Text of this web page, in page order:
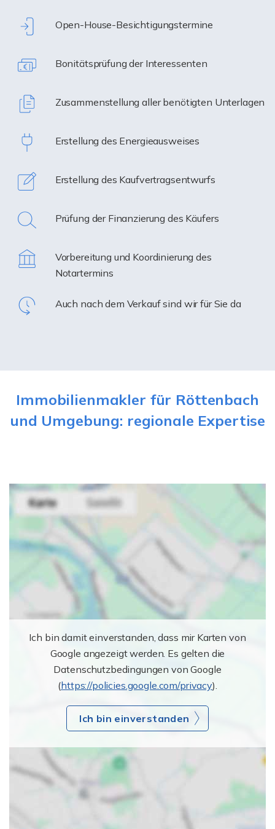
Open-House-Besichtigungstermine
Bonitätsprüfung der Interessenten
Zusammenstellung aller benötigten Unterlagen
Erstellung des Energieausweises
Erstellung des Kaufvertragsentwurfs
Prüfung der Finanzierung des Käufers
Vorbereitung und Koordinierung des
Notartermins
Auch nach dem Verkauf sind wir für Sie da
Immobilienmakler für Röttenbach
und Umgebung: regionale Expertise
Ich bin damit einverstanden, dass mir Karten von
Google angezeigt werden. Es gelten die
Datenschutzbedingungen von Google
(https://policies.google.com/privacy).
Ich bin einverstanden